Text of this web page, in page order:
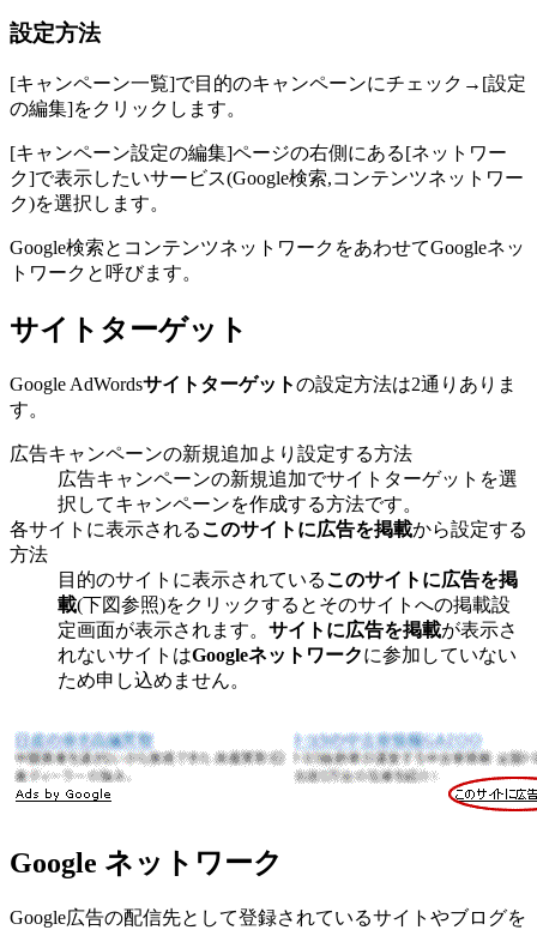
設定方法
[キャンペーン一覧]で目的のキャンペーンにチェック→[設定
の編集]をクリックします。
[キャンペーン設定の編集]ページの右側にある[ネットワー
ク]で表示したいサービス(Google検索,コンテンツネットワー
ク)を選択します。
Google検索とコンテンツネットワークをあわせてGoogleネッ
トワークと呼びます。
サイトターゲット
Google AdWordsサイトターゲットの設定方法は2通りありま
す。
広告キャンペーンの新規追加より設定する方法
広告キャンペーンの新規追加でサイトターゲットを選
択してキャンペーンを作成する方法です。
各サイトに表示されるこのサイトに広告を掲載から設定する
方法
目的のサイトに表示されているこのサイトに広告を掲
載(下図参照)をクリックするとそのサイトへの掲載設
定画面が表示されます。 サイトに広告を掲載が表示さ
れないサイトはGoogleネットワークに参加していない
ため申し込めません。
Google ネットワーク
Google広告の配信先として登録されているサイトやブログを